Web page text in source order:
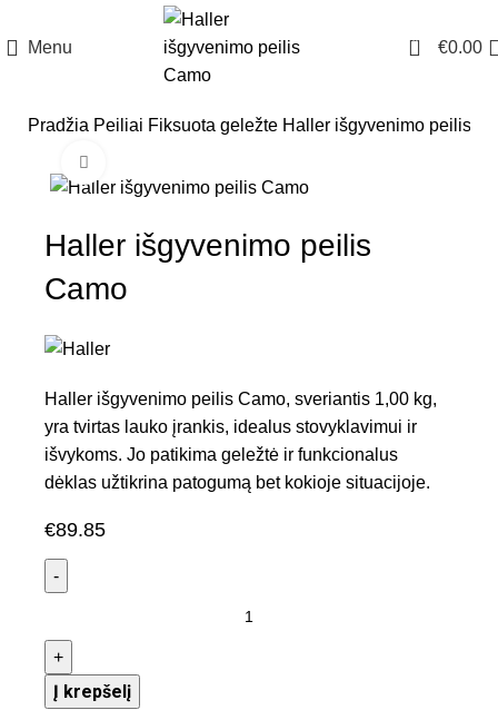
Menu 0 €0.00
Pradžia Peiliai Fiksuota geležte Haller išgyvenimo peilis
Haller išgyvenimo peilis
Camo
Haller išgyvenimo peilis Camo, sveriantis 1,00 kg,
yra tvirtas lauko įrankis, idealus stovyklavimui ir
išvykoms. Jo patikima geležtė ir funkcionalus
dėklas užtikrina patogumą bet kokioje situacijoje.
€89.85
Į krepšelį